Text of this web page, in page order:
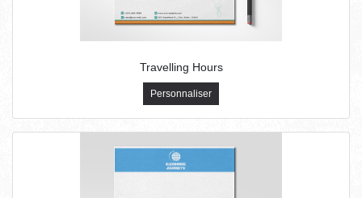
Travelling Hours
Personnaliser